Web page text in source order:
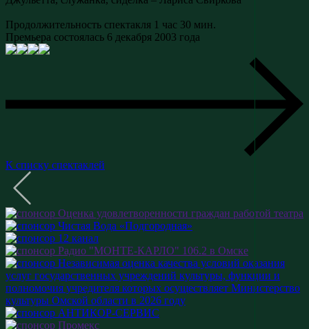
Продолжительность спектакля 1 час 30 мин.
Премьера состоялась 6 декабря 2003 года
К списку спектаклей